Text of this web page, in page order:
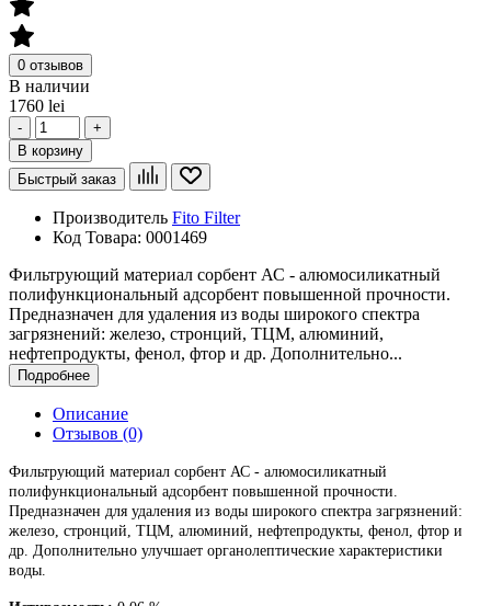
0 отзывов
В наличии
1760 lei
-
+
В корзину
Быстрый заказ
Производитель Fito Filter
Код Товара: 0001469
Фильтрующий материал сорбент АС - алюмосиликатный
полифункциональный адсорбент повышенной прочности.
Предназначен для удаления из воды широкого спектра
загрязнений: железо, стронций, ТЦМ, алюминий,
нефтепродукты, фенол, фтор и др. Дополнительно...
Подробнее
Описание
Отзывов (0)
Фильтрующий материал сорбент АС - алюмосиликатный
полифункциональный адсорбент повышенной прочности.
Предназначен для удаления из воды широкого спектра загрязнений:
железо, стронций, ТЦМ, алюминий, нефтепродукты, фенол, фтор и
др. Дополнительно улучшает органолептические характеристики
воды.